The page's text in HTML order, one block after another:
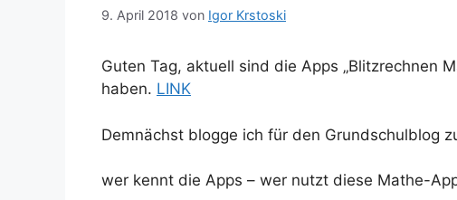
9. April 2018 von Igor Krstoski
Guten Tag, aktuell sind die Apps „Blitzrechnen
haben. LINK
Demnächst blogge ich für den Grundschulblog
wer kennt die Apps – wer nutzt diese Mathe-